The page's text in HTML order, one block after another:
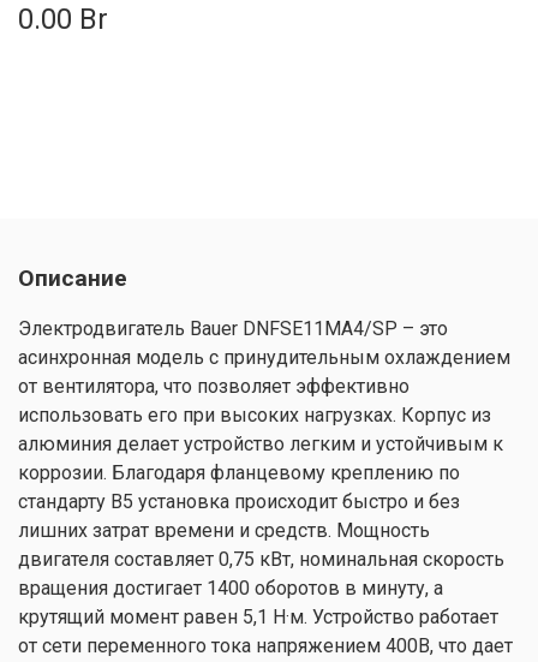
0.00 Br
Описание
Электродвигатель Bauer DNFSE11MA4/SP – это
асинхронная модель с принудительным охлаждением
от вентилятора, что позволяет эффективно
использовать его при высоких нагрузках. Корпус из
алюминия делает устройство легким и устойчивым к
коррозии. Благодаря фланцевому креплению по
стандарту B5 установка происходит быстро и без
лишних затрат времени и средств. Мощность
двигателя составляет 0,75 кВт, номинальная скорость
вращения достигает 1400 оборотов в минуту, а
крутящий момент равен 5,1 Н·м. Устройство работает
от сети переменного тока напряжением 400В, что дает